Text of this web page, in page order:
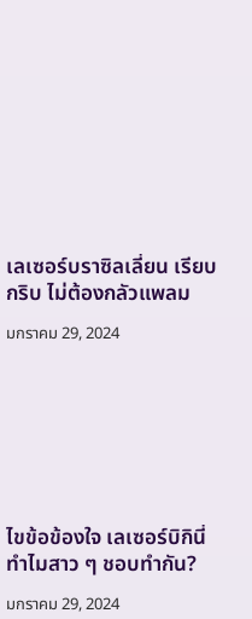
เลเซอร์บราซิลเลี่ยน เรียบ
กริบ ไม่ต้องกลัวแพลม
มกราคม 29, 2024
ไขข้อข้องใจ เลเซอร์บิกินี่
ทำไมสาว ๆ ชอบทำกัน?
มกราคม 29, 2024